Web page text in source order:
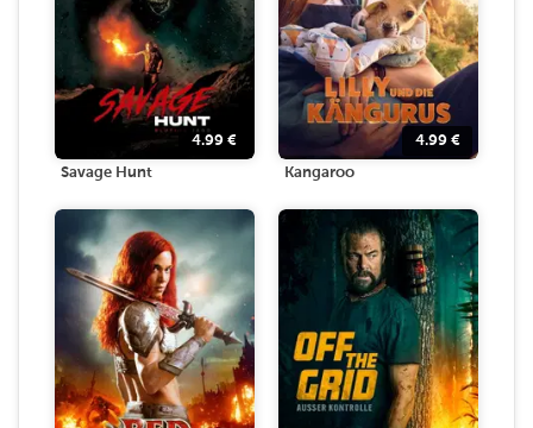
4.99 €
Savage Hunt
4.99 €
Kangaroo